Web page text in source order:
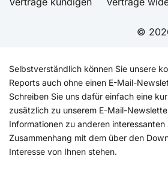
©
Selbstverständlich können Sie unsere
Reports auch ohne einen E-Mail-
Schreiben Sie uns dafür einfach eine
zusätzlich zu unserem E-Mail-
Informationen zu anderen
Zusammenhang mit dem über den
Interesse von Ihnen stehen.